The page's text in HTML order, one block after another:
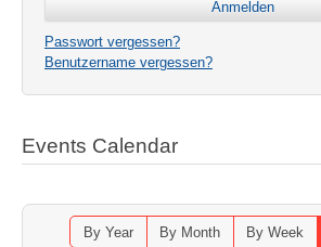
Passwort vergessen?
Benutzername vergessen?
Events Calendar
By Year By Month By Week